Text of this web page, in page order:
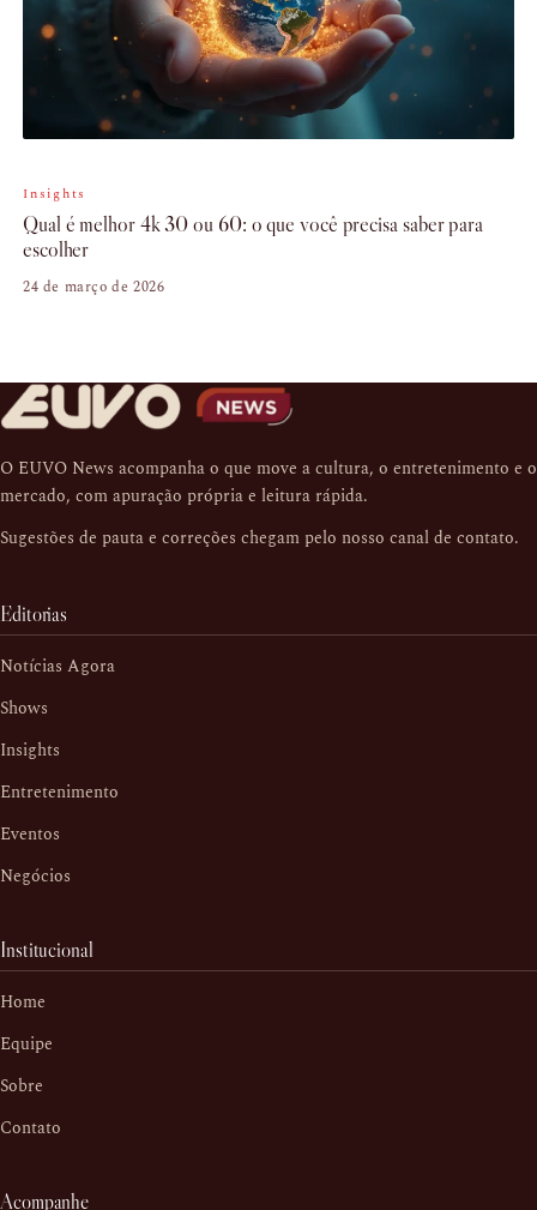
Insights
Qual é melhor 4k 30 ou 60: o que você precisa saber para
escolher
24 de março de 2026
O EUVO News acompanha o que move a cultura, o entretenimento e o
mercado, com apuração própria e leitura rápida.
Sugestões de pauta e correções chegam pelo nosso canal de contato.
Editorias
Notícias Agora
Shows
Insights
Entretenimento
Eventos
Negócios
Institucional
Home
Equipe
Sobre
Contato
Acompanhe